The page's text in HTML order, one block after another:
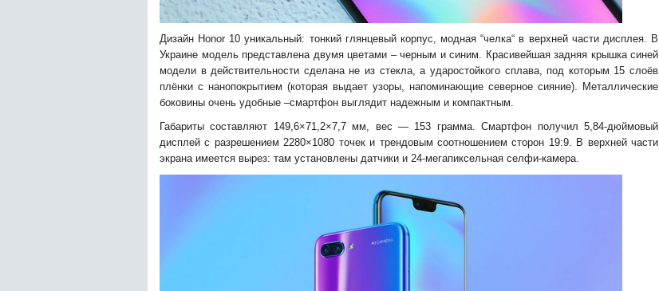
Дизайн Honor 10 уникальный: тонкий глянцевый корпус, модная “челка“ в верхней части дисплея. В
Украине модель представлена двумя цветами – черным и синим. Красивейшая задняя крышка синей
модели в действительности сделана не из стекла, а ударостойкого сплава, под которым 15 слоёв
плёнки с нанопокрытием (которая выдает узоры, напоминающие северное сияние). Металлические
боковины очень удобные –смартфон выглядит надежным и компактным.
Габариты составляют 149,6×71,2×7,7 мм, вес — 153 грамма. Смартфон получил 5,84-дюймовый
дисплей с разрешением 2280×1080 точек и трендовым соотношением сторон 19:9. В верхней части
экрана имеется вырез: там установлены датчики и 24-мегапиксельная селфи-камера.